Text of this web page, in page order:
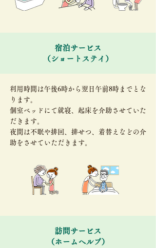
宿泊サービス​
（ショートステイ）
利用時間は午後6時から翌日午前8時までとな
ります。
​個室ベッドにて就寝、起床を介助させていた
だきます。
夜間は不眠や排回、排せつ、着替えなどの介
助をさせていただきます。
訪問サービス​
（ホームヘルプ）